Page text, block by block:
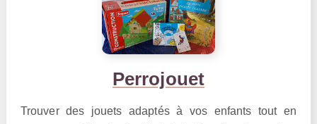
Perrojouet
Trouver des jouets adaptés à vos enfants tout en